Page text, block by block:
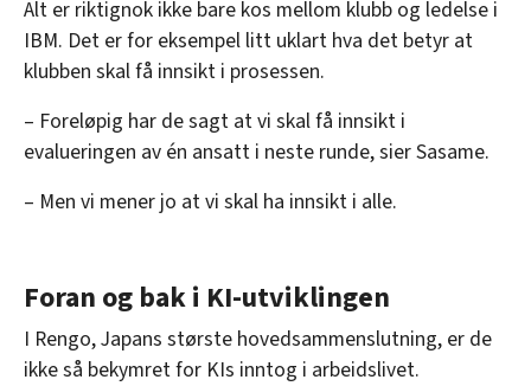
Alt er riktignok ikke bare kos mellom klubb og ledelse i
IBM. Det er for eksempel litt uklart hva det betyr at
klubben skal få innsikt i prosessen.
– Foreløpig har de sagt at vi skal få innsikt i
evalueringen av én ansatt i neste runde, sier Sasame.
– Men vi mener jo at vi skal ha innsikt i alle.
Foran og bak i KI-utviklingen
I Rengo, Japans største hovedsammenslutning, er de
ikke så bekymret for KIs inntog i arbeidslivet.